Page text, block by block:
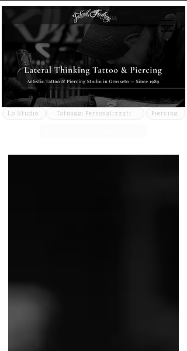
Piercing
Tatuaggi Personalizzati
Lo Studio